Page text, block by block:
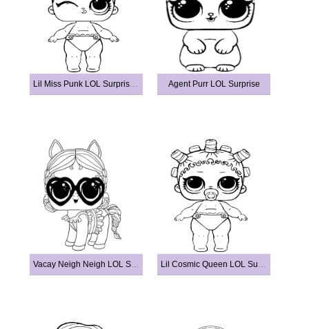
Lil Miss Punk LOL Surprise Doll Agent Purr LOL Surprise
Vacay Neigh Neigh LOL Surprise Lil Cosmic Queen LOL Surprise Doll